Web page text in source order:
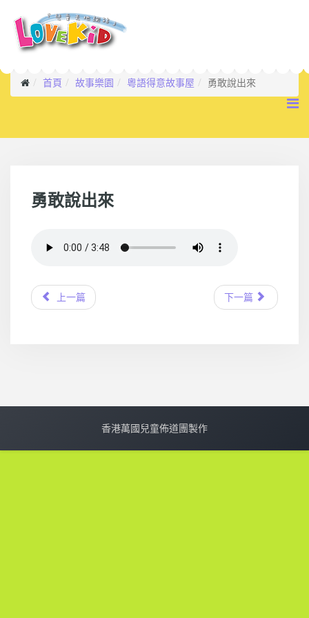
首頁 故事樂園 粵語得意故事屋 勇敢說出來
勇敢說出來
上一篇 下一篇
香港萬國兒童佈道團製作